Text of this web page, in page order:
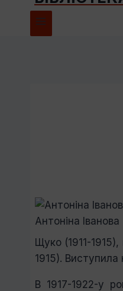
Антоніна Іванова
Щуко (1911-
1915). Виступила
В 1917-1922-у